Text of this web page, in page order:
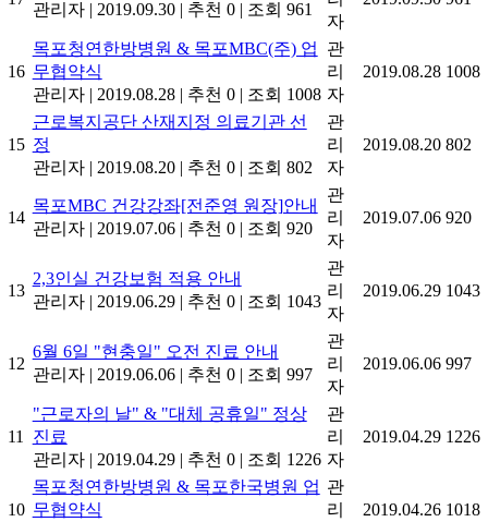
관리자 | 2019.09.30 | 추천 0 | 조회 961
자
16
목포청연한방병원 & 목포MBC(주) 업
무협약식
관리자 | 2019.08.28 | 추천 0 | 조회 1008
관
리
자
2019.08.28 1008
15
근로복지공단 산재지정 의료기관 선
정
관리자 | 2019.08.20 | 추천 0 | 조회 802
관
리
자
2019.08.20 802
14
목포MBC 건강강좌[전준영 원장]안내
관리자 | 2019.07.06 | 추천 0 | 조회 920
관
리
자
2019.07.06 920
13
2,3인실 건강보험 적용 안내
관리자 | 2019.06.29 | 추천 0 | 조회 1043
관
리
자
2019.06.29 1043
12
6월 6일 "현충일" 오전 진료 안내
관리자 | 2019.06.06 | 추천 0 | 조회 997
관
리
자
2019.06.06 997
11
"근로자의 날" & "대체 공휴일" 정상
진료
관리자 | 2019.04.29 | 추천 0 | 조회 1226
관
리
자
2019.04.29 1226
10
목포청연한방병원 & 목포한국병원 업
무협약식
관
리
2019.04.26 1018